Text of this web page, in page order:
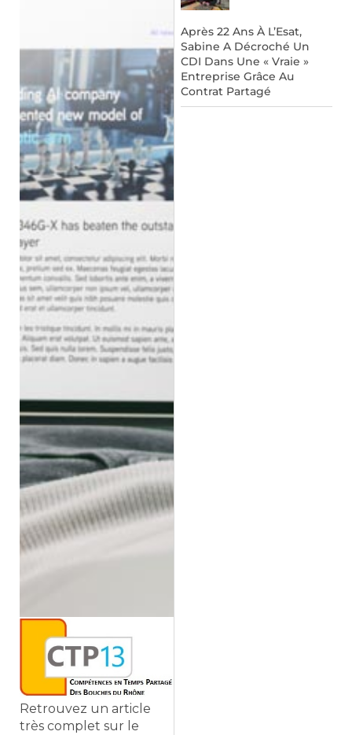
Retrouvez un article
très complet sur le
Après 22 Ans À L’Esat,
Sabine A Décroché Un
CDI Dans Une « Vraie »
Entreprise Grâce Au
Contrat Partagé